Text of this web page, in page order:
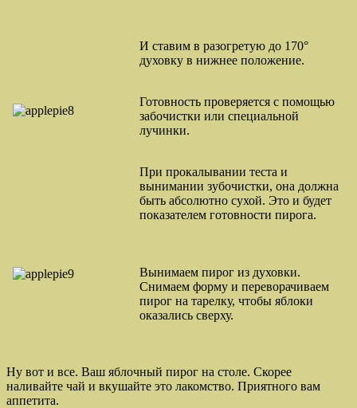
И ставим в разогретую до 170°
духовку в нижнее положение.
Готовность проверяется с помощью
забочистки или специальной
лучинки.
При прокалывании теста и
вынимании зубочистки, она должна
быть абсолютно сухой. Это и будет
показателем готовности пирога.
Вынимаем пирог из духовки.
Снимаем форму и переворачиваем
пирог на тарелку, чтобы яблоки
оказались сверху.
Ну вот и все. Ваш яблочный пирог на столе. Скорее
наливайте чай и вкушайте это лакомство. Приятного вам
аппетита.